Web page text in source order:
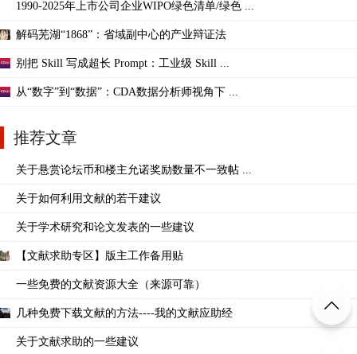
1990-2025年上市公司企业WIPO绿色清单/绿色 ...
解码芜湖“1868”：省域副中心的产业辩证法
别把 Skill 写成超长 Prompt：工业级 Skill ...
从“数字”到“数据”：CDA数据分析师视角下 ...
推荐文章
关于悬赏论坛币和楼主允诺奖励数量不一致帖 ...
关于如何利用文献的若干建议
关于学术研究和论文发表的一些建议
【文献求助专区】版主工作备用贴
一些免费的文献资源大全（来源可靠）
几种免费下载文献的方法----我的文献应助经
关于文献求助的一些建议